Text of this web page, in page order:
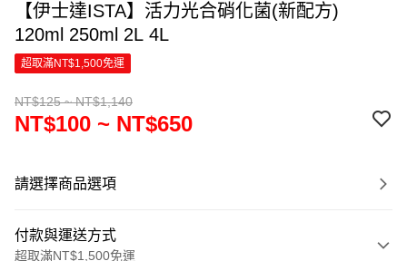
【伊士達ISTA】活力光合硝化菌(新配方)
120ml 250ml 2L 4L
超取滿NT$1,500免運
NT$125 ~ NT$1,140
NT$100 ~ NT$650
請選擇商品選項
付款與運送方式
超取滿NT$1,500免運